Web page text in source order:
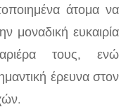
άτομα να
μοναδική ευκαιρία
τους, ενώ
έρευνα στον